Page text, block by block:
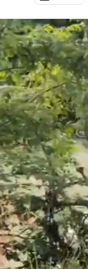
Altrecose
Mondiali calcio 2026